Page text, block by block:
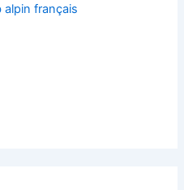
alpin français